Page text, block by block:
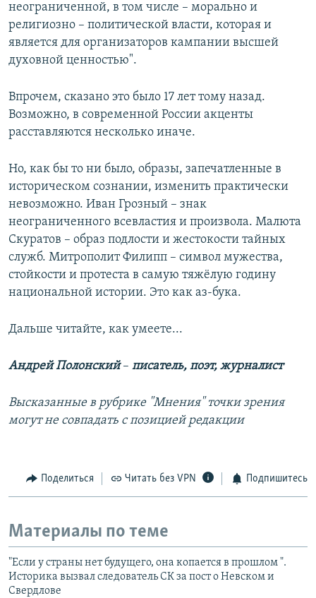
неограниченной, в том числе – морально и
религиозно – политической власти, которая и
является для организаторов кампании высшей
духовной ценностью".
Впрочем, сказано это было 17 лет тому назад.
Возможно, в современной России акценты
расставляются несколько иначе.
Но, как бы то ни было, образы, запечатленные в
историческом сознании, изменить практически
невозможно. Иван Грозный – знак
неограниченного всевластия и произвола. Малюта
Скуратов – образ подлости и жестокости тайных
служб. Митрополит Филипп – символ мужества,
стойкости и протеста в самую тяжёлую годину
национальной истории. Это как аз-бука.
Дальше читайте, как умеете...
Андрей Полонский– писатель, поэт, журналист
Высказанные в рубрике "Мнения" точки зрения
могут не совпадать с позицией редакции
Поделиться Читать без VPN Подпишитесь
Материалы по теме
"Если у страны нет будущего, она копается в прошлом ".
Историка вызвал следователь СК за пост о Невском и
Свердлове